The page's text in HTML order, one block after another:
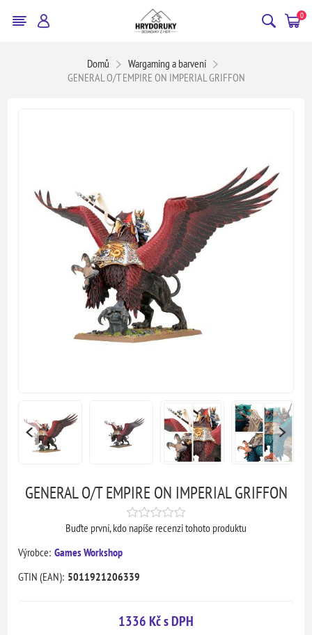
0
Domů
Wargaming a barvení
GENERAL O/T EMPIRE ON IMPERIAL GRIFFON
GENERAL O/T EMPIRE ON IMPERIAL GRIFFON
Buďte první, kdo napíše recenzi tohoto produktu
Výrobce: Games Workshop
GTIN (EAN): 5011921206339
1336 Kč s DPH